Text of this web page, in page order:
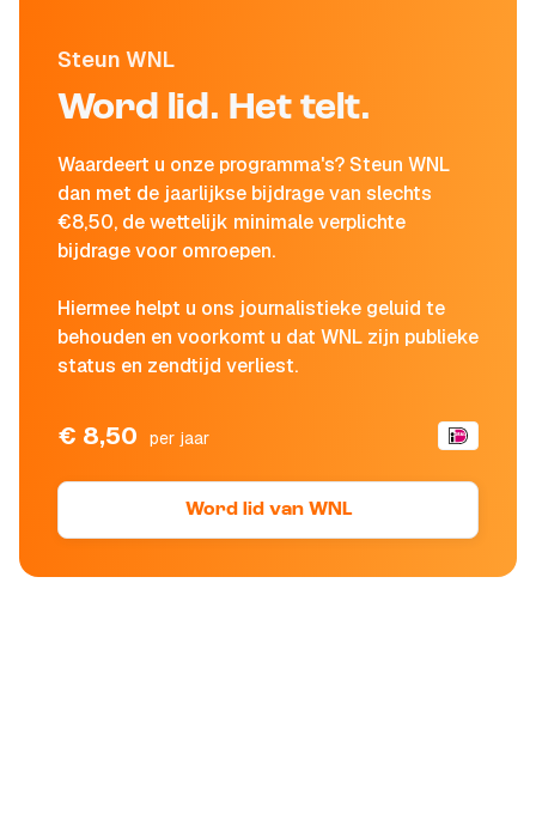
Steun WNL
Word lid. Het telt.
Waardeert u onze programma's? Steun WNL
dan met de jaarlijkse bijdrage van slechts
€8,50, de wettelijk minimale verplichte
bijdrage voor omroepen.
Hiermee helpt u ons journalistieke geluid te
behouden en voorkomt u dat WNL zijn publieke
status en zendtijd verliest.
€ 8,50 per jaar
Word lid van WNL